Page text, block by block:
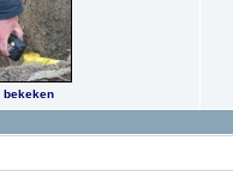
bekeken